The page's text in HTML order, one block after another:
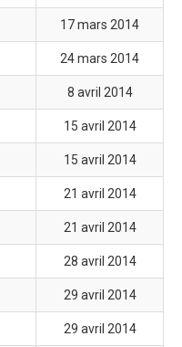
17 mars 2014
24 mars 2014
8 avril 2014
15 avril 2014
15 avril 2014
21 avril 2014
21 avril 2014
28 avril 2014
29 avril 2014
29 avril 2014